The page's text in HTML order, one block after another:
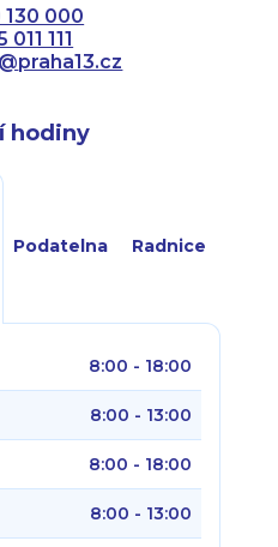
130 000
011 111
praha13.cz
hodiny
Podatelna Radnice
8:00 - 18:00
8:00 - 13:00
8:00 - 18:00
8:00 - 13:00